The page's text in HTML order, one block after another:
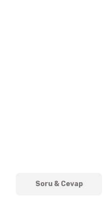
Soru & Cevap